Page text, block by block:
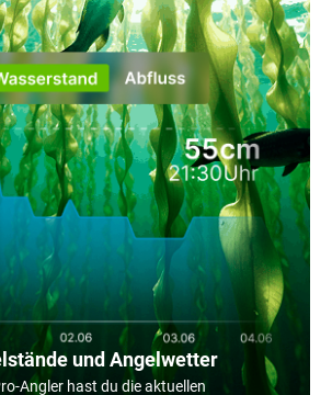
und Angelwetter
Angler hast du die aktuellen